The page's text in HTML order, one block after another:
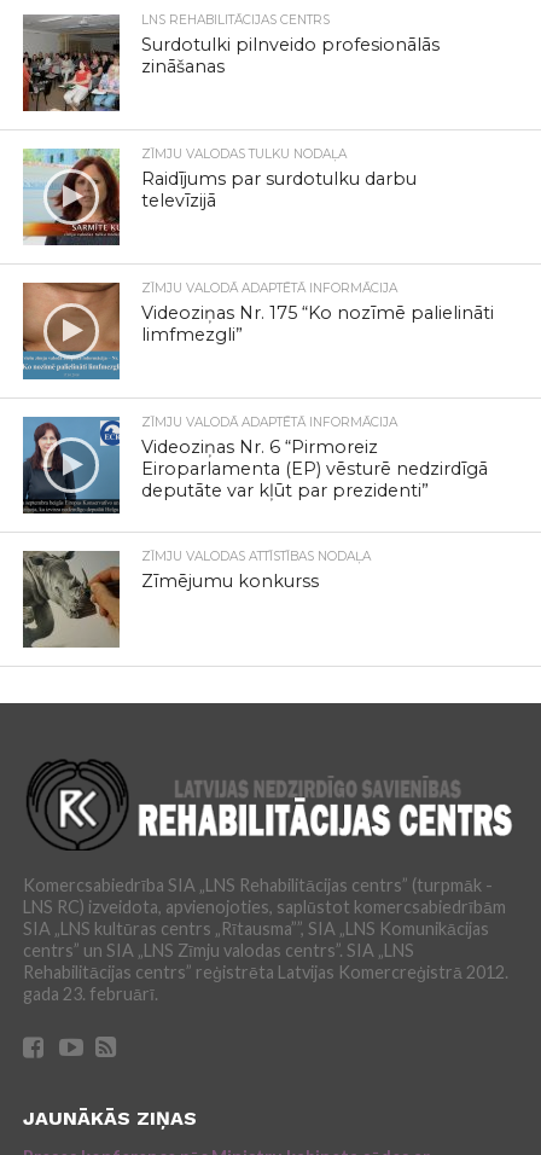
LNS REHABILITĀCIJAS CENTRS
Surdotulki pilnveido profesionālās
zināšanas
ZĪMJU VALODAS TULKU NODAĻA
Raidījums par surdotulku darbu
televīzijā
ZĪMJU VALODĀ ADAPTĒTĀ INFORMĀCIJA
Videoziņas Nr. 175 “Ko nozīmē palielināti
limfmezgli”
ZĪMJU VALODĀ ADAPTĒTĀ INFORMĀCIJA
Videoziņas Nr. 6 “Pirmoreiz
Eiroparlamenta (EP) vēsturē nedzirdīgā
deputāte var kļūt par prezidenti”
ZĪMJU VALODAS ATTĪSTĪBAS NODAĻA
Zīmējumu konkurss
Komercsabiedrība SIA „LNS Rehabilitācijas centrs” (turpmāk -
LNS RC) izveidota, apvienojoties, saplūstot komercsabiedrībām
SIA „LNS kultūras centrs „Rītausma””, SIA „LNS Komunikācijas
centrs” un SIA „LNS Zīmju valodas centrs”. SIA „LNS
Rehabilitācijas centrs” reģistrēta Latvijas Komercreģistrā 2012.
gada 23. februārī.
JAUNĀKĀS ZIŅAS